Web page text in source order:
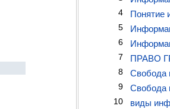
4 Понятие
5
6
7 ПРАВО
8 Свобода
9 Свобода
10 виды